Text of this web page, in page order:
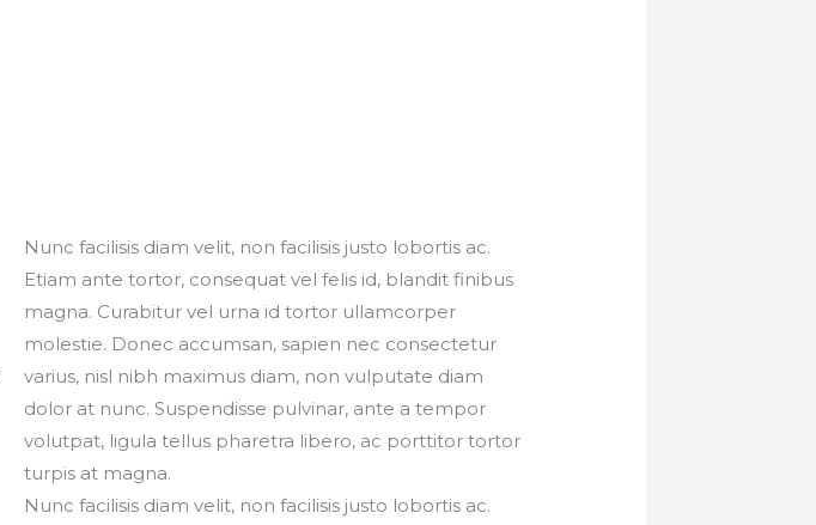
Nunc facilisis diam velit, non facilisis justo lobortis ac.
Etiam ante tortor, consequat vel felis id, blandit finibus
magna. Curabitur vel urna id tortor ullamcorper
molestie. Donec accumsan, sapien nec consectetur
varius, nisl nibh maximus diam, non vulputate diam
dolor at nunc. Suspendisse pulvinar, ante a tempor
volutpat, ligula tellus pharetra libero, ac porttitor tortor
turpis at magna.
Nunc facilisis diam velit, non facilisis justo lobortis ac.